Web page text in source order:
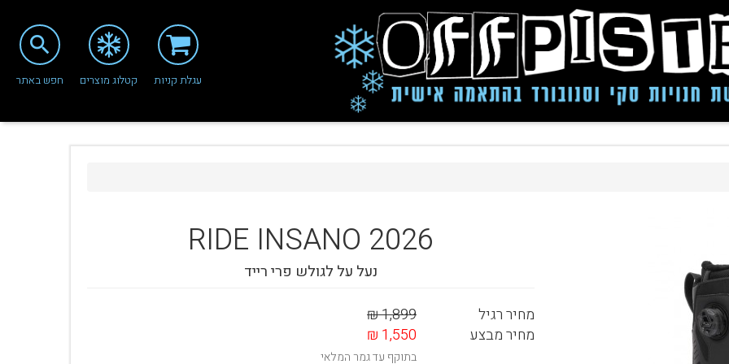
עגלת קניות קטלוג מוצרים
search
חפש באתר
RIDE INSANO 2026
נעל על לגולש פרי רייד
מחיר רגיל
1,899 ₪
מחיר מבצע
1,550 ₪
בתוקף עד גמר המלאי